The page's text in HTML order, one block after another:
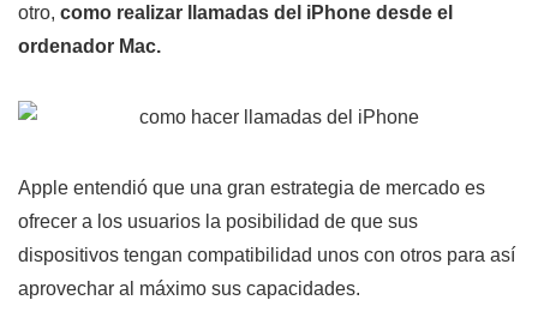
otro, como realizar llamadas del iPhone desde el
ordenador Mac.
Apple entendió que una gran estrategia de mercado es
ofrecer a los usuarios la posibilidad de que sus
dispositivos tengan compatibilidad unos con otros para así
aprovechar al máximo sus capacidades.